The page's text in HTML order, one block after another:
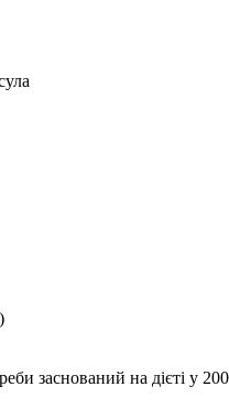
заснований на дієті у